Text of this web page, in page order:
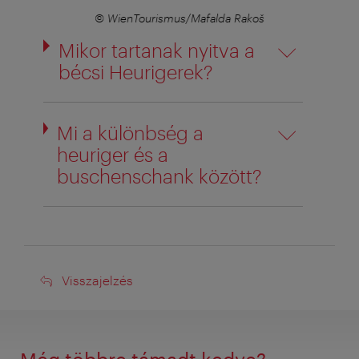
© WienTourismus/Mafalda Rakoš
Mikor tartanak nyitva a
bécsi Heurigerek?
Mi a különbség a
heuriger és a
buschenschank között?
Visszajelzés
Visszajelzés